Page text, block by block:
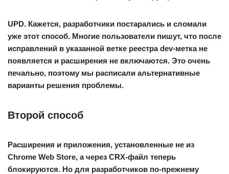
UPD. Кажется, разработчики постарались и сломали
уже этот способ. Многие пользователи пишут, что после
исправлений в указанной ветке реестра dev-метка не
появляется и расширения не включаются. Это очень
печально, поэтому мы расписали альтернативные
варианты решения проблемы.
Второй способ
Расширения и приложения, установленные не из
Chrome Web Store, а через CRX-файл теперь
блокируются. Но для разработчиков по-прежнему